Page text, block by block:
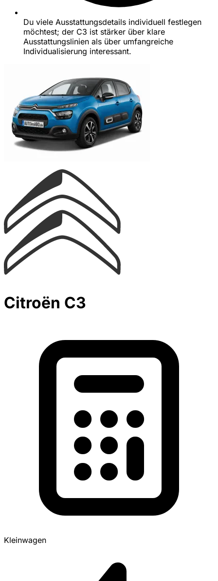
Du viele Ausstattungsdetails individuell festlegen
möchtest; der C3 ist stärker über klare
Ausstattungslinien als über umfangreiche
Individualisierung interessant.
Citroën C3
Kleinwagen